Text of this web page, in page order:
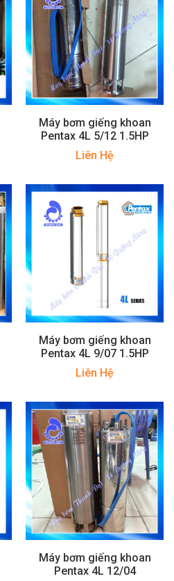
Máy bơm giếng khoan
Pentax 4L 5/12 1.5HP
Liên Hệ
Máy bơm giếng khoan
Pentax 4L 9/07 1.5HP
Liên Hệ
Máy bơm giếng khoan
Pentax 4L 12/04